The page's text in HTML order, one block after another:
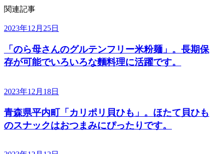
関連記事
2023年12月25日
「のら母さんのグルテンフリー米粉麺」。長期保
存が可能でいろいろな麵料理に活躍です。
2023年12月18日
青森県平内町「カリポリ貝ひも」。ほたて貝ひも
のスナックはおつまみにぴったりです。